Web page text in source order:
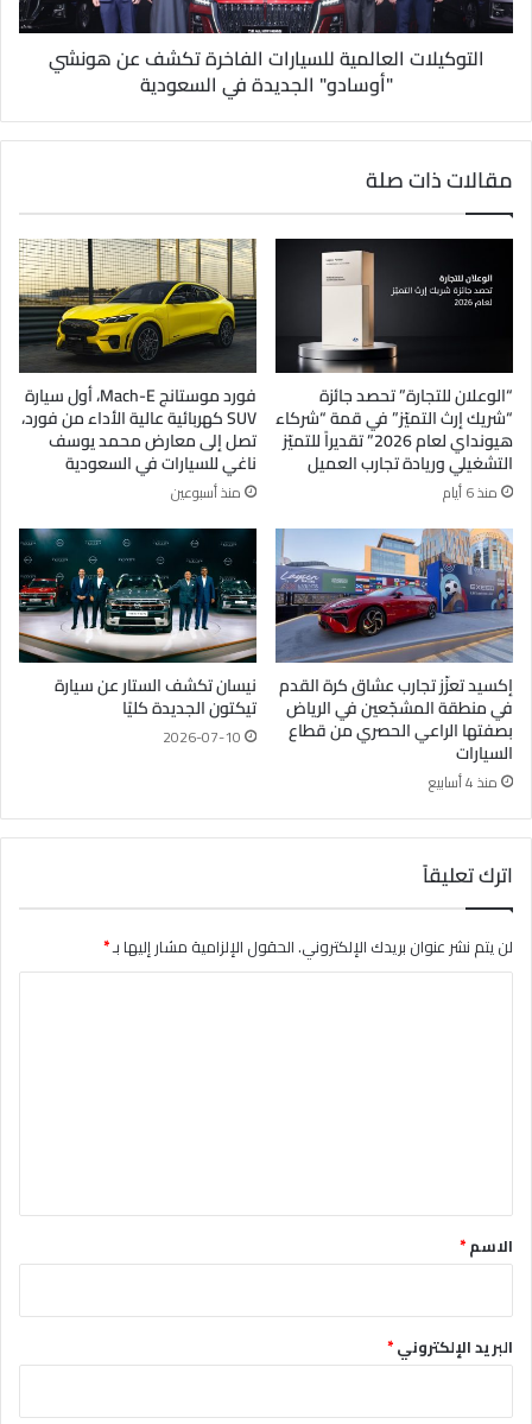
التوكيلات العالمية للسيارات الفاخرة تكشف عن هونشي
"أوسادو" الجديدة في السعودية
مقالات ذات صلة
“الوعلان للتجارة” تحصد جائزة
“شريك إرث التميّز” في قمة “شركاء
هيونداي لعام 2026” تقديراً للتميّز
التشغيلي وريادة تجارب العميل
منذ 6 أيام
فورد موستانج Mach-E، أول سيارة
SUV كهربائية عالية الأداء من فورد،
تصل إلى معارض محمد يوسف
ناغي للسيارات في السعودية
منذ أسبوعين
إكسيد تعزّز تجارب عشاق كرة القدم
في منطقة المشجّعين في الرياض
بصفتها الراعي الحصري من قطاع
السيارات
منذ 4 أسابيع
نيسان تكشف الستار عن سيارة
تيكتون الجديدة كليًا
2026-07-10
اترك تعليقاً
لن يتم نشر عنوان بريدك الإلكتروني.الحقول الإلزامية مشار إليها بـ*
*الاسم*
البريد الإلكتروني*